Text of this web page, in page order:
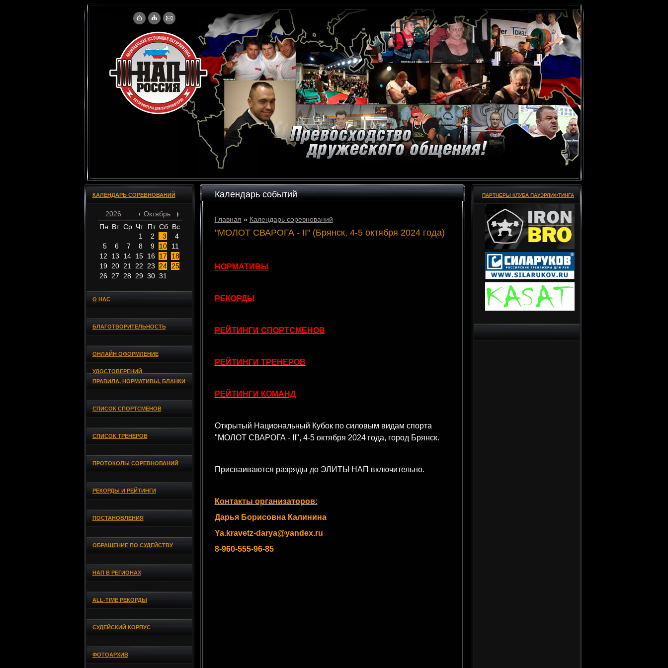
КАЛЕНДАРЬ СОРЕВНОВАНИЙ
2026
Октябрь
Пн Вт Ср Чт Пт Сб Вс
1
2 3
4
5
6 7 8 9 10
11
12
13 14 15 16 17
18
19 20 21 22 23 24
25
26 27 28 29 30 31
О НАС
БЛАГОТВОРИТЕЛЬНОСТЬ
ОНЛАЙН ОФОРМЛЕНИЕ
УДОСТОВЕРЕНИЙ
ПРАВИЛА, НОРМАТИВЫ, БЛАНКИ
СПИСОК СПОРТСМЕНОВ
СПИСОК ТРЕНЕРОВ
ПРОТОКОЛЫ СОРЕВНОВАНИЙ
РЕКОРДЫ И РЕЙТИНГИ
ПОСТАНОВЛЕНИЯ
ОБРАЩЕНИЕ ПО СУДЕЙСТВУ
НАП В РЕГИОНАХ
ALL-TIME РЕКОРДЫ
СУДЕЙСКИЙ КОРПУС
ФОТОАРХИВ
Календарь событий
Главная » Календарь соревнований
"МОЛОТ СВАРОГА - II" (Брянск, 4-5 октября 2024 года)
НОРМАТИВЫ
РЕКОРДЫ
РЕЙТИНГИ СПОРТСМЕНОВ
РЕЙТИНГИ ТРЕНЕРОВ
РЕЙТИНГИ КОМАНД
Открытый Национальный Кубок по силовым видам спорта
"МОЛОТ СВАРОГА - II", 4-5 октября 2024 года, город Брянск.
Присваиваются разряды до ЭЛИТЫ НАП включительно.
Контакты организаторов:
Дарья Борисовна Калинина
Ya.kravetz-darya@yandex.ru
8-960-555-96-85
ПАРТНЕРЫ КЛУБА ПАУЭРЛИФТИНГА